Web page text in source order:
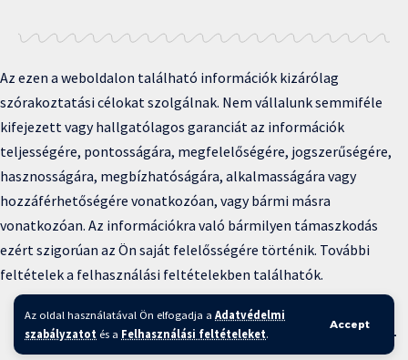
Az oldal használatával Ön elfogadja a Adatvédelmi
szabályzatot és a Felhasználási feltételeket.
Accept
Az ezen a weboldalon található információk kizárólag
szórakoztatási célokat szolgálnak. Nem vállalunk semmiféle
kifejezett vagy hallgatólagos garanciát az információk
teljességére, pontosságára, megfelelőségére, jogszerűségére,
hasznosságára, megbízhatóságára, alkalmasságára vagy
hozzáférhetőségére vonatkozóan, vagy bármi másra
vonatkozóan. Az információkra való bármilyen támaszkodás
ezért szigorúan az Ön saját felelősségére történik. További
feltételek a felhasználási feltételekben találhatók.
Copyright © 2025 BFKH.hu
Felhasználási feltételek –Adatvédelmi irányelvek – Kapcsolat –